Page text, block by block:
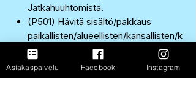
Jatkahuuhtomista.
(P501) Hävitä sisältö/pakkaus
paikallisten/alueellisten/kansallisten/k
ansainvälisten määräysten
mukaisesti (täsmennettävä).
Huomiosanat
Asiakaspalvelu Facebook Instagram